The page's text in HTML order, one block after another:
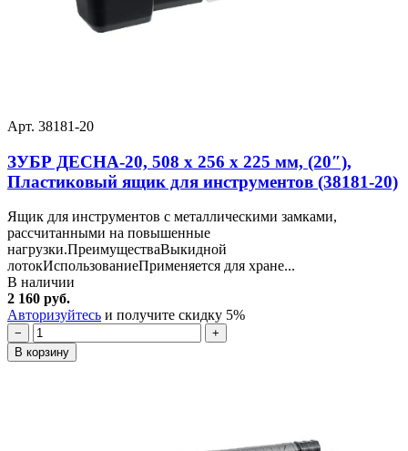
Арт. 38181-20
ЗУБР ДЕСНА-20, 508 x 256 x 225 мм, (20″),
Пластиковый ящик для инструментов (38181-20)
Ящик для инструментов с металлическими замками,
рассчитанными на повышенные
нагрузки.ПреимуществаВыкидной
лотокИспользованиеПрименяется для хране...
В наличии
2 160 руб.
Авторизуйтесь и получите скидку 5%
−
+
В корзину